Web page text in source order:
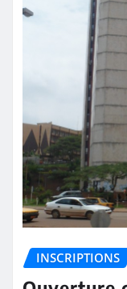
INSCRIPTIONS